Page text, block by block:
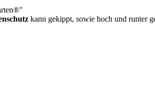
kann gekippt, sowie hoch und runter